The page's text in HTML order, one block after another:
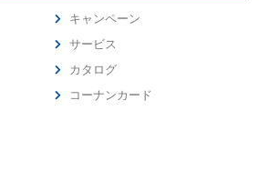
キャンペーン
サービス
カタログ
コーナンカード